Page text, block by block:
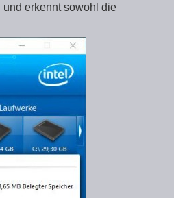
erkennt sowohl die